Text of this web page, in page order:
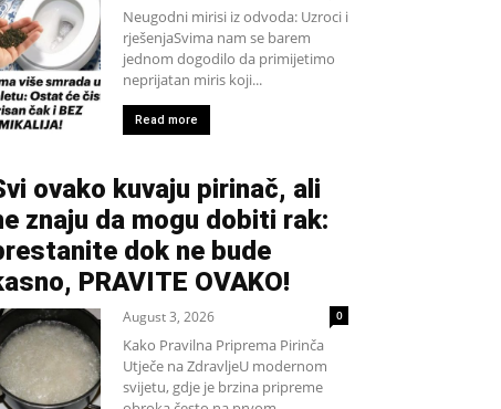
Neugodni mirisi iz odvoda: Uzroci i
rješenjaSvima nam se barem
jednom dogodilo da primijetimo
neprijatan miris koji...
Read more
ovako kuvaju pirinač, ali
znaju da mogu dobiti rak:
dok ne bude
PRAVITE OVAKO!
August 3, 2026 0
Kako Pravilna Priprema Pirinča
Utječe na ZdravljeU modernom
svijetu, gdje je brzina pripreme